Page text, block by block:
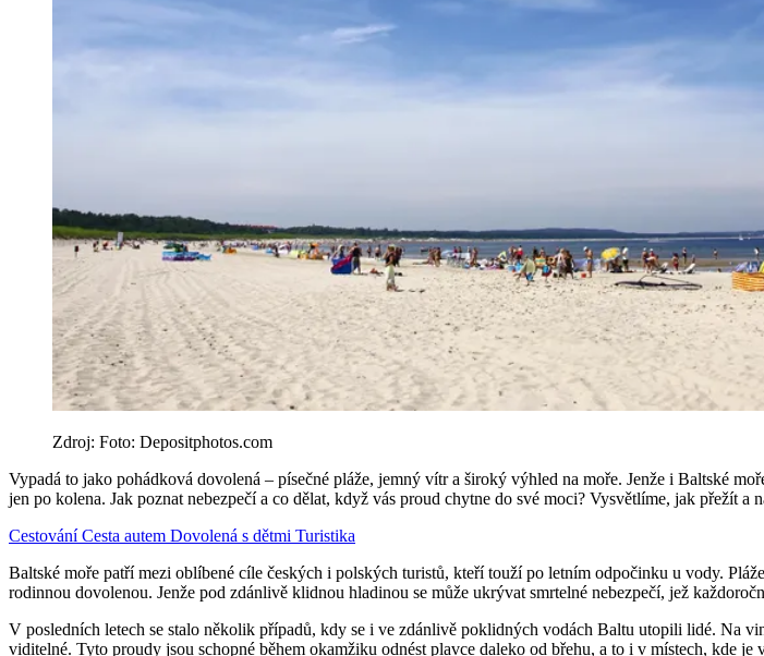
Zdroj: Foto: Depositphotos.com
Vypadá to jako pohádková dovolená – písečné pláže, jemný vítr a široký výhled na moře. Jenže i Baltské
jen po kolena. Jak poznat nebezpečí a co dělat, když vás proud chytne do své moci? Vysvětlíme, jak přežít a
CestováníCesta autem Dovolená s dětmi Turistika
Baltské moře patří mezi oblíbené cíle českých i polských turistů, kteří touží po letním odpočinku u vody.
rodinnou dovolenou. Jenže pod zdánlivě klidnou hladinou se může ukrývat smrtelné nebezpečí, jež
V posledních letech se stalo několik případů, kdy se i ve zdánlivě poklidných vodách Baltu utopili lidé. Na
viditelné. Tyto proudy jsou schopné během okamžiku odnést plavce daleko od břehu, a to i v místech, kde